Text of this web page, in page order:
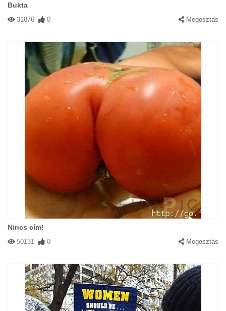
Bukta
31876 0 Megosztás
Nincs cím!
50131 0 Megosztás